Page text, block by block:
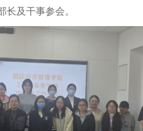
长及干事参会。